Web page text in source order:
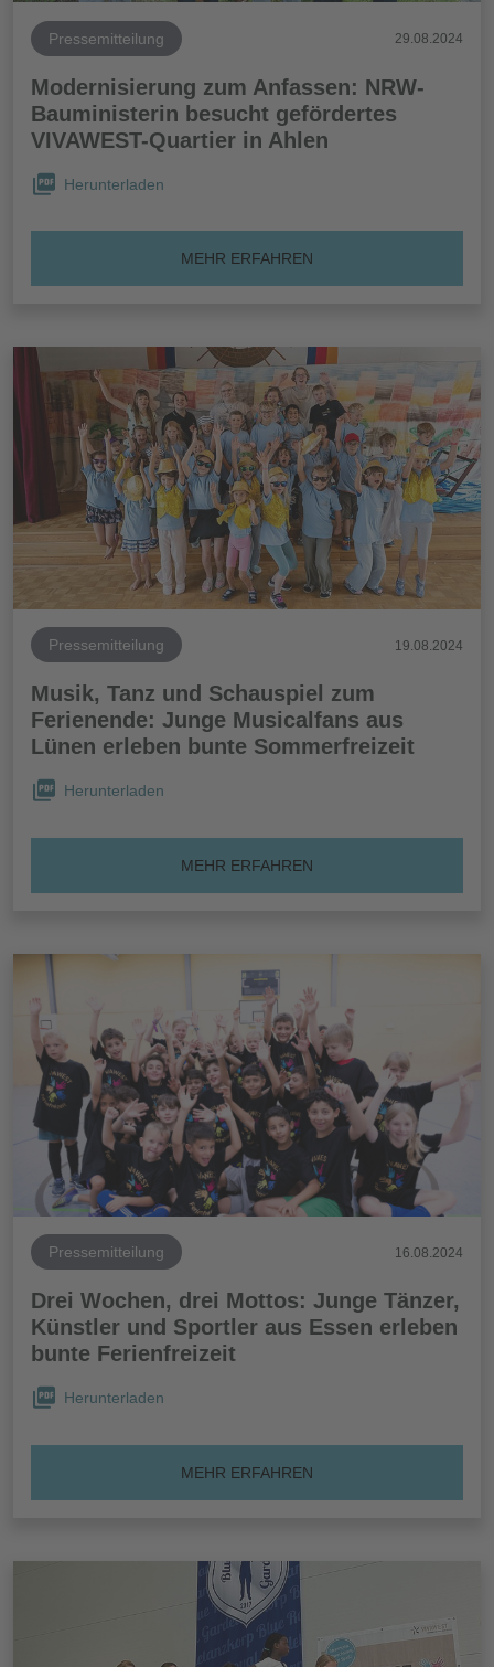
Pressemitteilung 29.08.2024
Modernisierung zum Anfassen: NRW-
Bauministerin besucht gefördertes
VIVAWEST-Quartier in Ahlen
Herunterladen
MEHR ERFAHREN
Pressemitteilung 19.08.2024
Musik, Tanz und Schauspiel zum
Ferienende: Junge Musicalfans aus
Lünen erleben bunte Sommerfreizeit
Herunterladen
MEHR ERFAHREN
Pressemitteilung 16.08.2024
Drei Wochen, drei Mottos: Junge Tänzer,
Künstler und Sportler aus Essen erleben
bunte Ferienfreizeit
Herunterladen
MEHR ERFAHREN